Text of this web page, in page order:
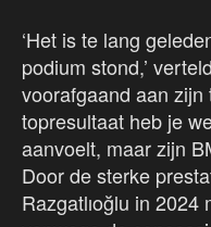
‘Het is te lang
podium stond,’
voorafgaand aan
topresultaat heb je
aanvoelt, maar zijn
Door de sterke
Razgatlıoğlu in